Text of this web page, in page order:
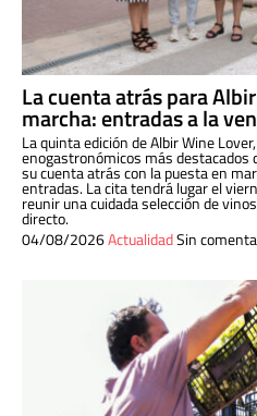
La cuenta atrás para
marcha: entradas a la
La quinta edición de Albir Wine
enogastronómicos más destacados
su cuenta atrás con la puesta en
entradas. La cita tendrá lugar el
reunir una cuidada selección de
directo.
04/08/2026ActualidadSin